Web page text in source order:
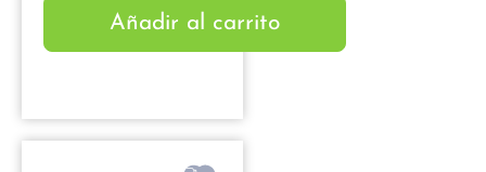
Añadir al carrito